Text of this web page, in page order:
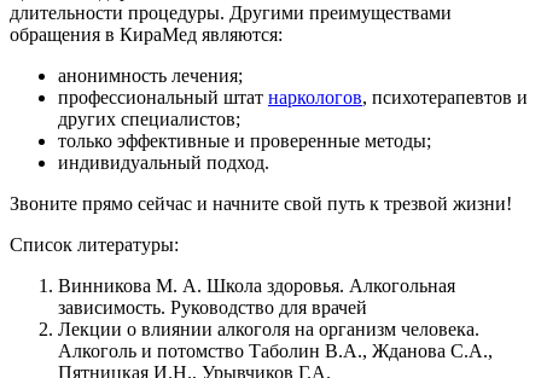
длительности процедуры. Другими преимуществами
обращения в КираМед являются:
анонимность лечения;
профессиональный штат наркологов, психотерапевтов и
других специалистов;
только эффективные и проверенные методы;
индивидуальный подход.
Звоните прямо сейчас и начните свой путь к трезвой жизни!
Список литературы:
Винникова М. А. Школа здоровья. Алкогольная
зависимость. Руководство для врачей
Лекции о влиянии алкоголя на организм человека.
Алкоголь и потомство Таболин В.А., Жданова С.А.,
Пятницкая И.Н., Урывчиков Г.А.